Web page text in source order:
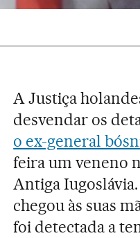
A Justiça
desvendar os
o ex-general
feira um veneno
Antiga
chegou às suas
foi detectada a